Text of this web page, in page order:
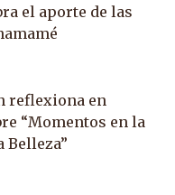
el aporte de las
reflexiona en
“Momentos en la
Belleza”